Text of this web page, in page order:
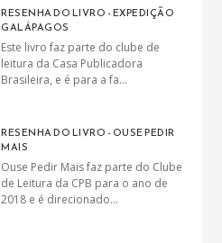
RESENHA DO LIVRO - EXPEDIÇÃO
GALÁPAGOS
Este livro faz parte do clube de
leitura da Casa Publicadora
Brasileira, e é para a fa...
RESENHA DO LIVRO - OUSE PEDIR
MAIS
Ouse Pedir Mais faz parte do Clube
de Leitura da CPB para o ano de
2018 e é direcionado...